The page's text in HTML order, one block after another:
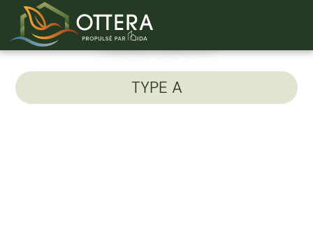
Unité 401-D
TYPE A